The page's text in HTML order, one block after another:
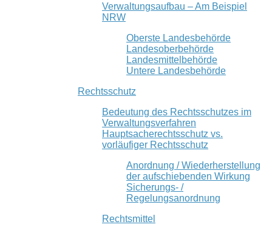
Verwaltungsaufbau – Am Beispiel
NRW
Oberste Landesbehörde
Landesoberbehörde
Landesmittelbehörde
Untere Landesbehörde
Rechtsschutz
Bedeutung des Rechtsschutzes im
Verwaltungsverfahren
Hauptsacherechtsschutz vs.
vorläufiger Rechtsschutz
Anordnung / Wiederherstellung
der aufschiebenden Wirkung
Sicherungs- /
Regelungsanordnung
Rechtsmittel